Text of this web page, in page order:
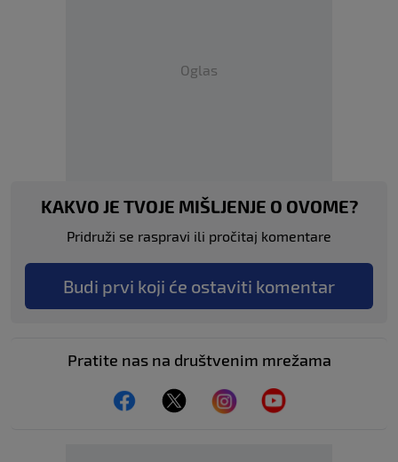
Oglas
KAKVO JE TVOJE MIŠLJENJE O OVOME?
Pridruži se raspravi ili pročitaj komentare
Budi prvi koji će ostaviti komentar
Pratite nas na društvenim mrežama